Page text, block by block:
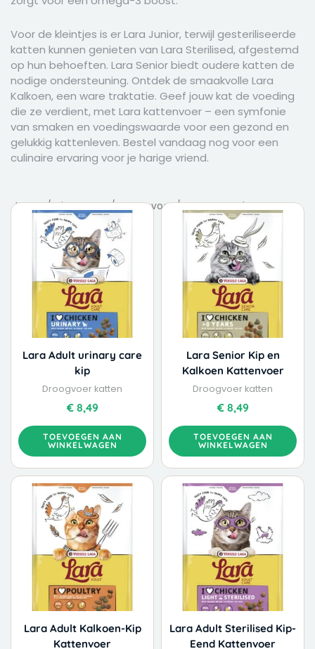
Voor de kleintjes is er Lara Junior, terwijl gesteriliseerde
katten kunnen genieten van Lara Sterilised, afgestemd
op hun behoeften. Lara Senior biedt oudere katten de
nodige ondersteuning. Ontdek de smaakvolle Lara
Kalkoen, een ware traktatie. Geef jouw kat de voeding
die ze verdient, met Lara kattenvoer – een symfonie
van smaken en voedingswaarde voor een gezond en
gelukkig kattenleven. Bestel vandaag nog voor een
culinaire ervaring voor je harige vriend.
Home/Dierenvoer/Kattenvoer/ Lara - Versele Laga
Lara Adult urinary care
kip
Droogvoer katten
€8,49
TOEVOEGEN AAN
WINKELWAGEN
Lara Senior Kip en
Kalkoen Kattenvoer
Droogvoer katten
€8,49
TOEVOEGEN AAN
WINKELWAGEN
Lara Adult Kalkoen-Kip
Kattenvoer
Prijsklasse:
Dit
product
heeft
meerdere
variaties.
Deze
optie
kan
gekozen
worden
op
Lara Adult Sterilised Kip-
Eend Kattenvoer
€ 49,99
Dit
product
heeft
meerdere
variaties.
Deze
optie
kan
gekozen
worden
op